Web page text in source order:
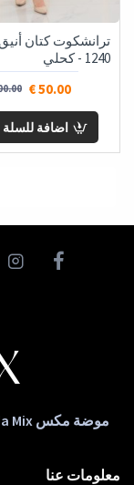
ترانشكوت كتان
1240 - كحلي
50.00 €
€
اضافة للسلة
معلومات عنا